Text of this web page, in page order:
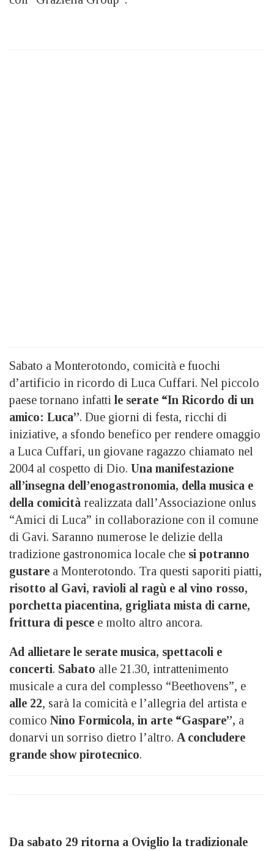
Sabato a Monterotondo, comicità e fuochi
d’artificio in ricordo di Luca Cuffari. Nel piccolo
paese tornano infatti le serate “In Ricordo di un
amico: Luca”. Due giorni di festa, ricchi di
iniziative, a sfondo benefico per rendere omaggio
a Luca Cuffari, un giovane ragazzo chiamato nel
2004 al cospetto di Dio. Una manifestazione
all’insegna dell’enogastronomia, della musica e
della comicità realizzata dall’Associazione onlus
“Amici di Luca” in collaborazione con il comune
di Gavi. Saranno numerose le delizie della
tradizione gastronomica locale che si potranno
gustare a Monterotondo. Tra questi saporiti piatti,
risotto al Gavi, ravioli al ragù e al vino rosso,
porchetta piacentina, grigliata mista di carne,
frittura di pesce e molto altro ancora.
Ad allietare le serate musica, spettacoli e
concerti. Sabato alle 21.30, intrattenimento
musicale a cura del complesso “Beethovens”, e
alle 22, sarà la comicità e l’allegria del artista e
comico Nino Formicola, in arte “Gaspare”, a
donarvi un sorriso dietro l’altro. A concludere
grande show pirotecnico.
Da sabato 29 ritorna a Oviglio la tradizionale